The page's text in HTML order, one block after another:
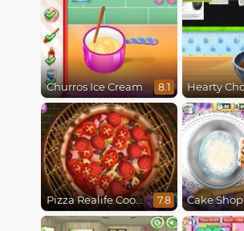
Churros Ice Cream 8.1
Pizza Realife Cooking 7.8 Cake Shop